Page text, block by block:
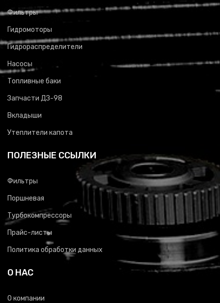
Фильтры
Гидромоторы
Гидрораспределители
Насосы
Топливные баки
Запчасти ДЗ-98
Вкладыши
Утеплители капота
ПОЛЕЗНЫЕ ССЫЛКИ
Фильтры
Поршневая
Турбокомпрессоры
Прайс-листы
Политика обработки данных
О НАС
О компании